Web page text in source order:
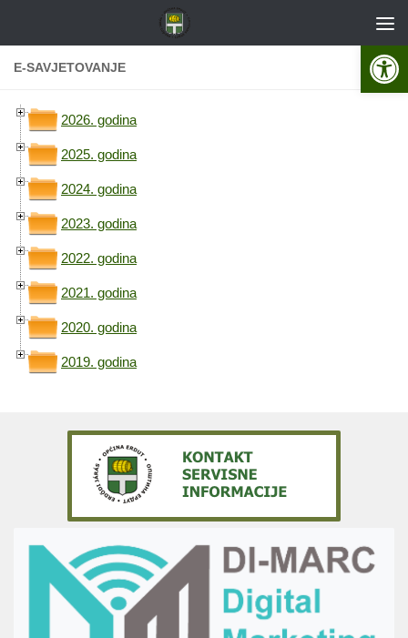
E-SAVJETOVANJE
2026. godina
2025. godina
2024. godina
2023. godina
2022. godina
2021. godina
2020. godina
2019. godina